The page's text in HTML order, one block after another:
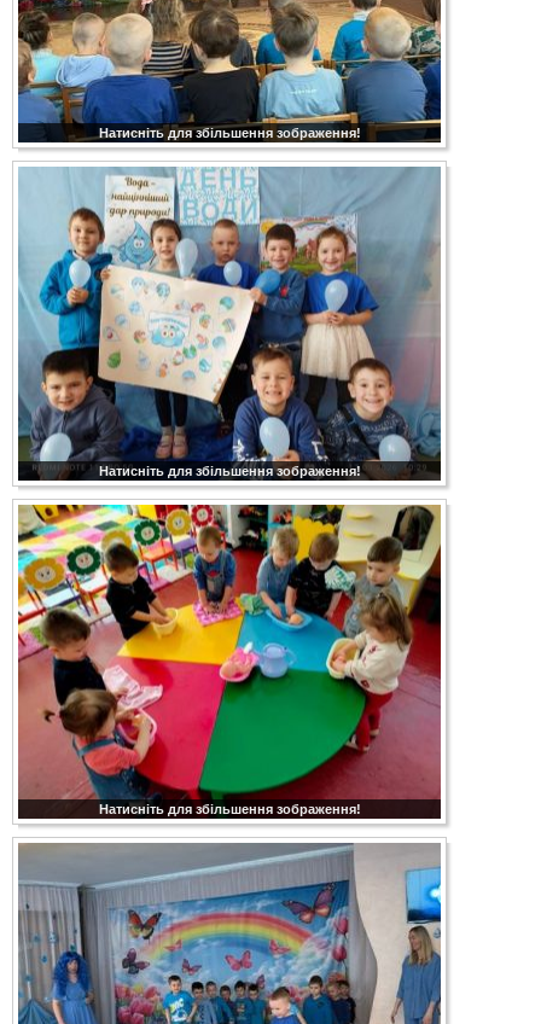
Натисніть для збільшення зображення!
Натисніть для збільшення зображення!
Натисніть для збільшення зображення!